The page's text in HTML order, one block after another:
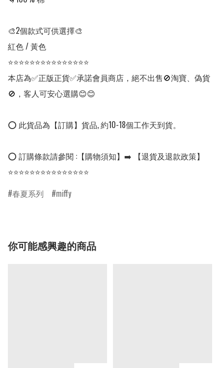
🎨2個款式可供選擇🎨
紅色 / 黃色
⭐⭐⭐⭐⭐⭐⭐⭐⭐⭐⭐⭐⭐⭐⭐
本店為✅正版正貨✅承諾會員商店，絕不出售🚫淘寶、偽貨
🚫，客人可安心選購😊😊
⭕ 此貨品為【訂購】貨品, 約10-18個工作天到貨。
⭕ 訂購條款請參閱 :【購物須知】➡️ 【退貨及退款政策】
⭐⭐⭐⭐⭐⭐⭐⭐⭐⭐⭐⭐⭐⭐⭐
春夏系列
miffy
你可能感興趣的商品